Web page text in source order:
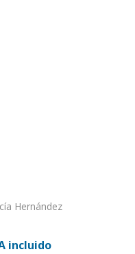
Hernández
incluido